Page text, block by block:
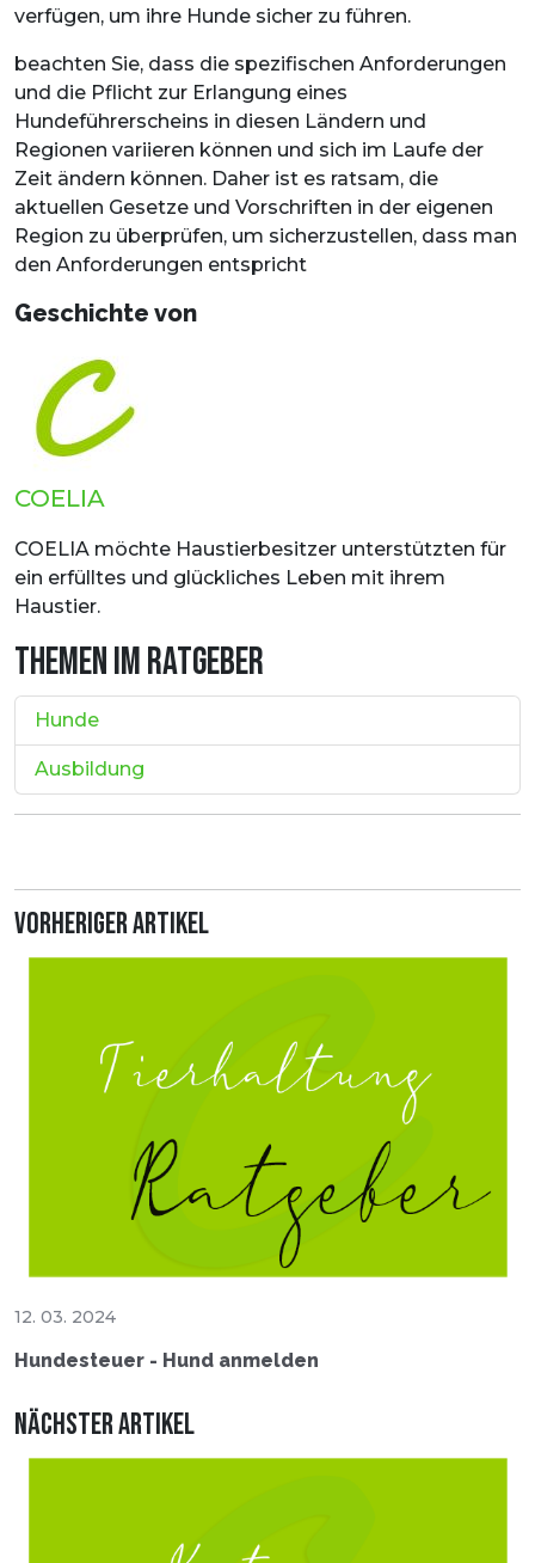
verfügen, um ihre Hunde sicher zu führen.
beachten Sie, dass die spezifischen Anforderungen
und die Pflicht zur Erlangung eines
Hundeführerscheins in diesen Ländern und
Regionen variieren können und sich im Laufe der
Zeit ändern können. Daher ist es ratsam, die
aktuellen Gesetze und Vorschriften in der eigenen
Region zu überprüfen, um sicherzustellen, dass man
den Anforderungen entspricht
Geschichte von
COELIA
COELIA möchte Haustierbesitzer unterstützten für
ein erfülltes und glückliches Leben mit ihrem
Haustier.
THEMEN IM RATGEBER
Hunde
Ausbildung
Vorheriger Artikel
12. 03. 2024
Hundesteuer - Hund anmelden
Nächster Artikel